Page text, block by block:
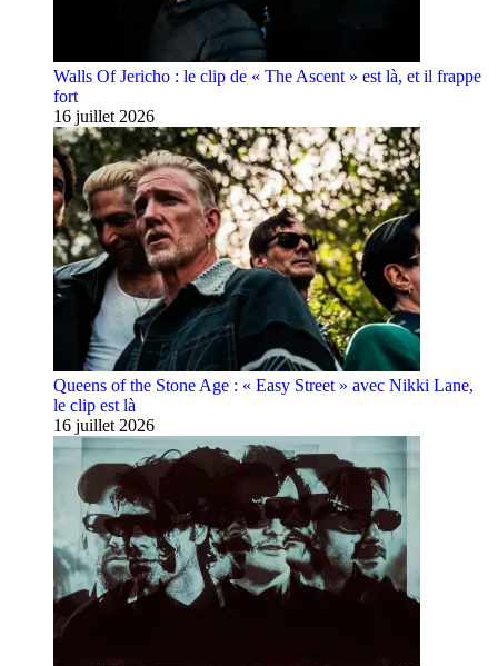
Walls Of Jericho : le clip de « The Ascent » est là, et il frappe
fort
16 juillet 2026
Queens of the Stone Age : « Easy Street » avec Nikki Lane,
le clip est là
16 juillet 2026